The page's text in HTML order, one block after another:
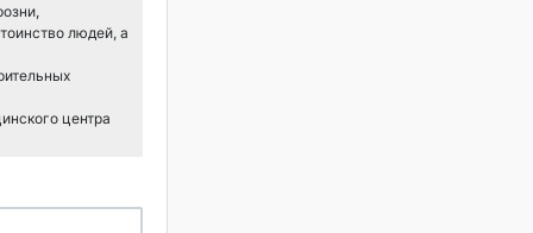
людей, а
центра